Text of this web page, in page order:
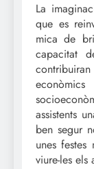
La
que es
mica de
capacitat
assistents
ben segur
unes
viure-les